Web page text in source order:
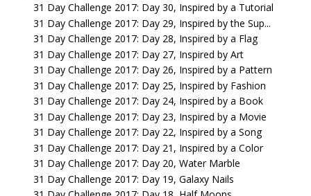
31 Day Challenge 2017: Day 30, Inspired by a Tutorial
31 Day Challenge 2017: Day 29, Inspired by the Sup...
31 Day Challenge 2017: Day 28, Inspired by a Flag
31 Day Challenge 2017: Day 27, Inspired by Art
31 Day Challenge 2017: Day 26, Inspired by a Pattern
31 Day Challenge 2017: Day 25, Inspired by Fashion
31 Day Challenge 2017: Day 24, Inspired by a Book
31 Day Challenge 2017: Day 23, Inspired by a Movie
31 Day Challenge 2017: Day 22, Inspired by a Song
31 Day Challenge 2017: Day 21, Inspired by a Color
31 Day Challenge 2017: Day 20, Water Marble
31 Day Challenge 2017: Day 19, Galaxy Nails